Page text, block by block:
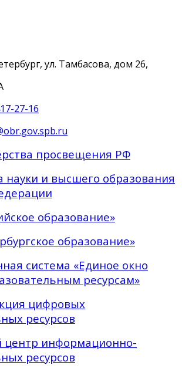
ул. Тамбасова, дом 26,
27-16
просвещения РФ
науки и высшего образования
образование»
образование»
система «Единое окно
ресурсам»
цифровых
ресурсов
информационно-
ресурсов